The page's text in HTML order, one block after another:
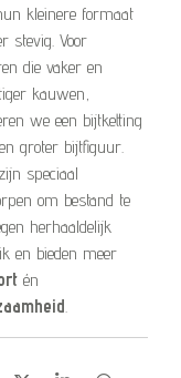
kleinere formaat
stevig. Voor
die vaker en
kauwen,
we een bijtketting
groter bijtfiguur.
speciaal
om bestand te
herhaaldelijk
en bieden meer
én